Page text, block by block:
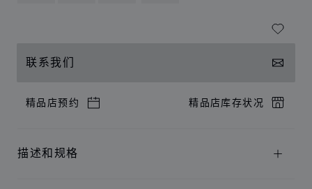
联系我们
精品店预约 精品店库存状况
描述和规格